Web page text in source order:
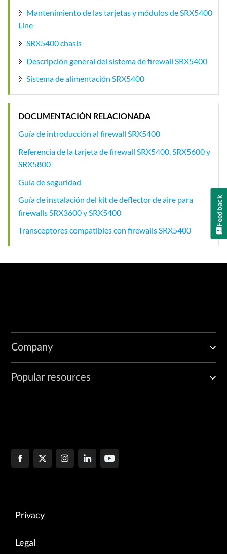
Mantenimiento de las tarjetas y módulos de SRX5400
Line
SRX5400 chasis
Descripción general del sistema de firewall SRX5400
Sistema de alimentación SRX5400
DOCUMENTACIÓN RELACIONADA
Guía de introducción al firewall SRX5400
Referencia de la tarjeta de firewall SRX5400, SRX5600 y
SRX5800
Guía de seguridad
Guía de instalación del kit de deflector de aire para
firewalls SRX3600 y SRX5400
Transceptores compatibles con firewalls SRX5400
Company
Popular resources
Privacy
Legal
Feedback